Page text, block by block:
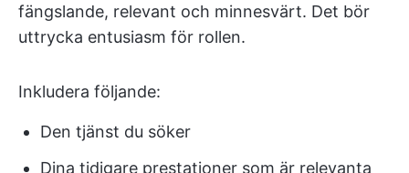
fängslande, relevant och minnesvärt. Det bör
uttrycka entusiasm för rollen.
Inkludera följande:
Den tjänst du söker
Dina tidigare prestationer som är relevanta